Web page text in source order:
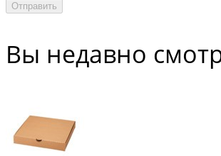
Отправить
Вы недавно